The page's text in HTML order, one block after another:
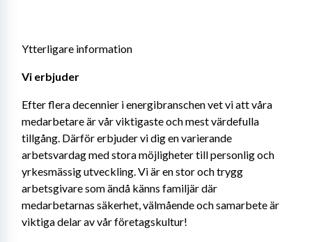
Ytterligare information
Vi erbjuder
Efter flera decennier i energibranschen vet vi att våra
medarbetare är vår viktigaste och mest värdefulla
tillgång. Därför erbjuder vi dig en varierande
arbetsvardag med stora möjligheter till personlig och
yrkesmässig utveckling. Vi är en stor och trygg
arbetsgivare som ändå känns familjär där
medarbetarnas säkerhet, välmående och samarbete är
viktiga delar av vår företagskultur!